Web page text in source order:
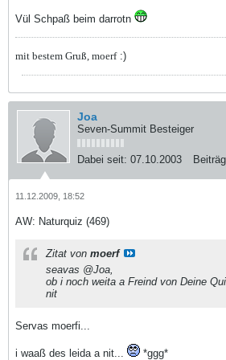
Vül Schpaß beim darrotn
mit bestem Gruß, moerf:)
Joa
Seven-Summit Besteiger
Dabei seit: 07.10.2003
11.12.2009, 18:52
AW: Naturquiz (469)
Zitat von moerf
seavas @Joa,
ob i noch weita a Freind von Deine
nit
Servas moerfi...
i waaß des leida a nit... *ggg*